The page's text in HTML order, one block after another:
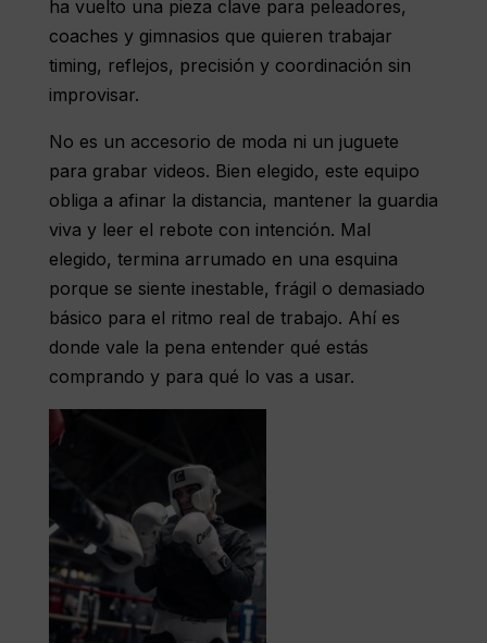
ha vuelto una pieza clave para peleadores,
coaches y gimnasios que quieren trabajar
timing, reflejos, precisión y coordinación sin
improvisar.
No es un accesorio de moda ni un juguete
para grabar videos. Bien elegido, este equipo
obliga a afinar la distancia, mantener la guardia
viva y leer el rebote con intención. Mal
elegido, termina arrumado en una esquina
porque se siente inestable, frágil o demasiado
básico para el ritmo real de trabajo. Ahí es
donde vale la pena entender qué estás
comprando y para qué lo vas a usar.